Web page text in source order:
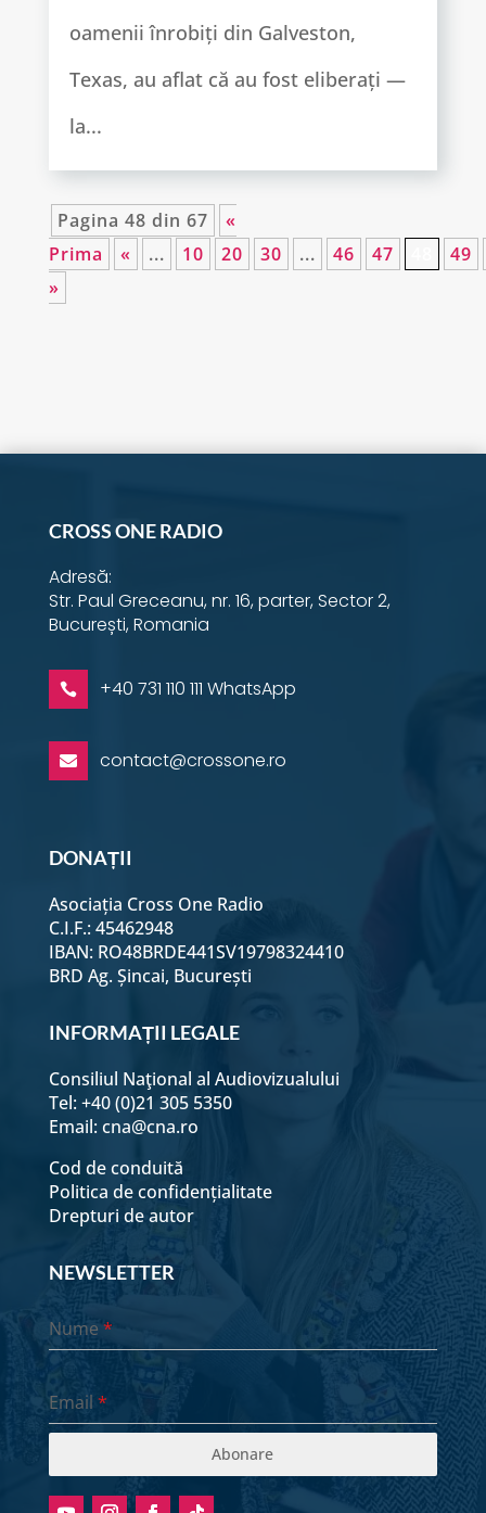
oamenii înrobiți din Galveston,
Texas, au aflat că au fost eliberați —
la...
Pagina 48 din 67
«
Prima
« ... 10 20 30 ... 46 47
49
»
CROSS ONE RADIO
Adresă:
Str. Paul Greceanu, nr. 16, parter, Sector 2,
București, Romania
 +40 731 110 111 WhatsApp
 contact@crossone.ro
DONAȚII
Asociația Cross One Radio
C.I.F.: 45462948
IBAN: RO48BRDE441SV19798324410
BRD Ag. Șincai, București
INFORMAȚII LEGALE
Consiliul Naţional al Audiovizualului
Tel: +40 (0)21 305 5350
Email: cna@cna.ro
Cod de conduită
Politica de confidențialitate
Drepturi de autor
NEWSLETTER
Nume*
Email *
Abonare